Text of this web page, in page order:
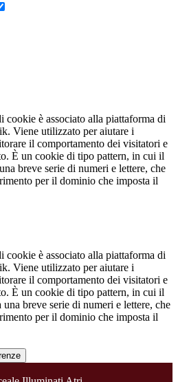
cookie è associato alla piattaforma di
Viene utilizzato per aiutare i
il comportamento dei visitatori e
È un cookie di tipo pattern, in cui il
breve serie di numeri e lettere, che
per il dominio che imposta il
cookie è associato alla piattaforma di
Viene utilizzato per aiutare i
il comportamento dei visitatori e
È un cookie di tipo pattern, in cui il
breve serie di numeri e lettere, che
per il dominio che imposta il